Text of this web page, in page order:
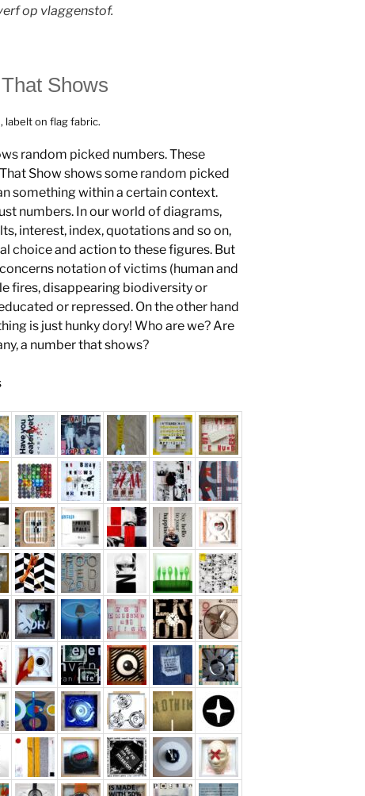
op vlaggenstof.
Shows
labelt on flag fabric.
random picked numbers. These
Show shows some random picked
something within a certain context.
numbers. In our world of diagrams,
interest, index, quotations and so on,
choice and action to these figures. But
notation of victims (human and
fires, disappearing biodiversity or
or repressed. On the other hand
is just hunky dory! Who are we? Are
a number that shows?